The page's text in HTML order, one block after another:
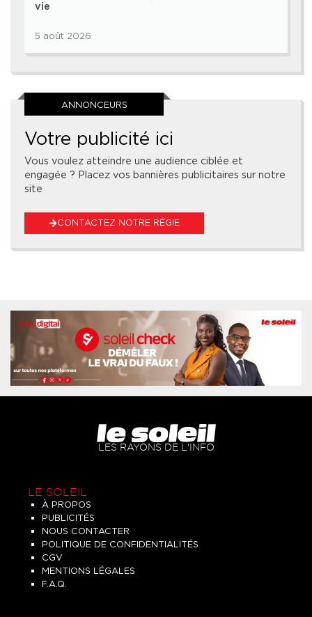
vie
5 août 2026
ANNONCEURS
Votre publicité ici
Vous voulez atteindre une audience ciblée et
engagée ? Placez vos bannières publicitaires sur notre
site
CONTACTEZ NOTRE RÉGIE
LES RAYONS DE L'INFO
LE SOLEIL
À PROPOS
PUBLICITÉS
NOUS CONTACTER
POLITIQUE DE CONFIDENTIALITÉS
CGV
MENTIONS LÉGALES
F.A.Q.